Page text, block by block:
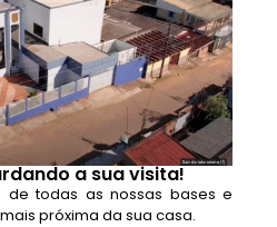
a sua visita!
de todas as nossas bases e
próxima da sua casa.